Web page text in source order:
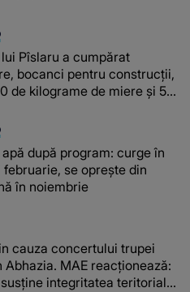
Pîslaru a cumpărat
bocanci pentru construcții,
de kilograme de miere și 50
după program: curge în
februarie, se oprește din
în noiembrie
cauza concertului trupei
Abhazia. MAE reacționează:
integritatea teritorială